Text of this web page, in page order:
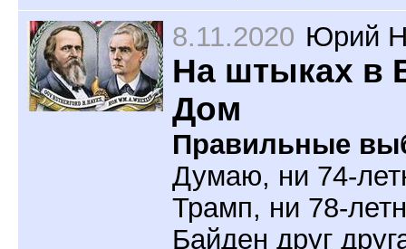
8.11.2020 Юрий
На штыках в
Дом
Правильные
Думаю, ни 74-
Трамп, ни 78-
Байден друг